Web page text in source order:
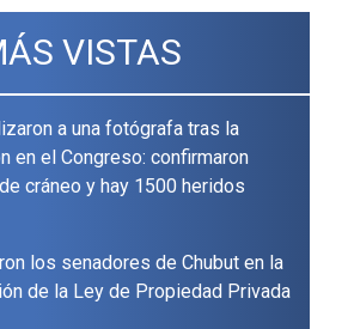
VISTAS
a una fotógrafa tras la
en el Congreso: confirmaron
cráneo y hay 1500 heridos
los senadores de Chubut en la
de la Ley de Propiedad Privada